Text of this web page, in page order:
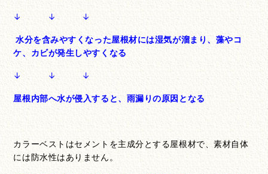
↓ ↓ ↓
水分を含みやすくなった屋根材には湿気が溜まり、藻やコ
ケ、カビが発生しやすくなる
↓ ↓ ↓
屋根内部へ水が侵入すると、雨漏りの原因となる
カラーベストはセメントを主成分とする屋根材で、素材自体
には防水性はありません。